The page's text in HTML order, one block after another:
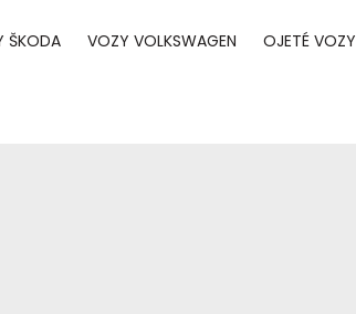
ŠKODA VOZY VOLKSWAGEN OJETÉ VOZY